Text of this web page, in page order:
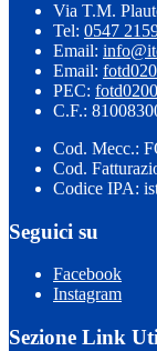
Via T.M.
Tel: 0547
Email:
Email:
PEC:
C.F.:
Cod. Mecc.:
Cod.
Codice IPA:
Seguici su
Facebook
Instagram
Sezione Link